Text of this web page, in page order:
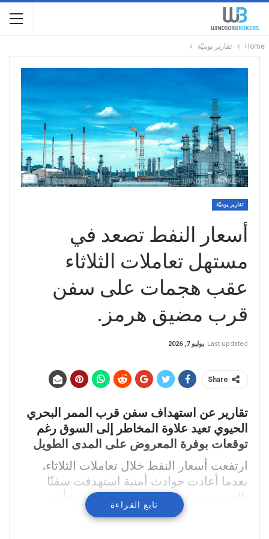
Home تقارير يوميّة
تقارير يوميّة
أسعار النفط تصعد في
مستهل تعاملات الثلاثاء
عقب هجمات على سفن
قرب مضيق هرمز.
Last updated يوليو 7, 2026
Share
تقارير عن استهداف سفن قرب الممر البحري
الحيوي تعيد علاوة المخاطر إلى السوق رغم
توقعات بوفرة المعروض على المدى الطويل
ارتفعت أسعار النفط خلال تعاملات الثلاثاء،
بعدما أعادت حوادث أمنية استهدفت سفنًا
بالقرب من مضيق هرمز المخاوف بشأن
سلامة تدفقات الطاقة عبر أحد أهم الممرات
تابع القراءة